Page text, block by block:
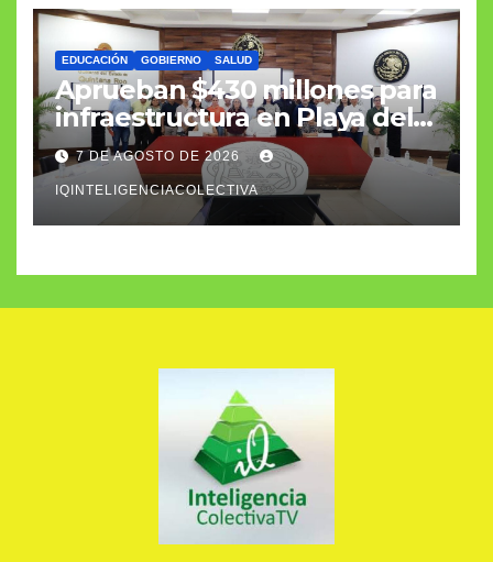
EDUCACIÓN GOBIERNO SALUD
Aprueban $430 millones para
infraestructura en Playa del
Carmen
7 DE AGOSTO DE 2026
IQINTELIGENCIACOLECTIVA